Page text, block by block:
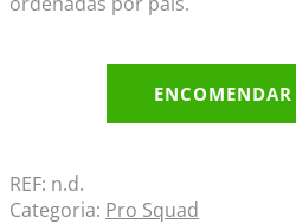
REF: n.d.
Categoria: Pro Squad